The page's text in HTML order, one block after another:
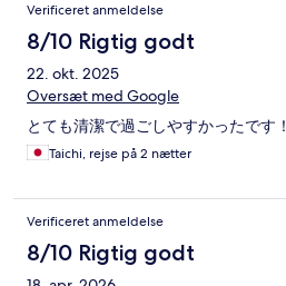
Verificeret anmeldelse
8/10 Rigtig godt
22. okt. 2025
Oversæt med Google
とても清潔で過ごしやすかったです！
Taichi, rejse på 2 nætter
Verificeret anmeldelse
8/10 Rigtig godt